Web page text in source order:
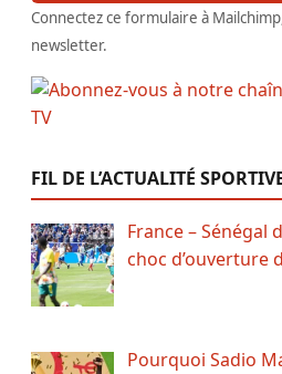
Connectez ce formulaire à
newsletter.
FIL DE L’ACTUALITÉ
France – Sénégal
choc d’ouverture
Pourquoi Sadio